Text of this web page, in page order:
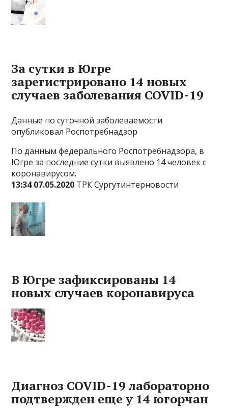
За сутки в Югре
зарегистрировано 14 новых
случаев заболевания COVID-19
Данные по суточной заболеваемости
опубликовал Роспотребнадзор
По данным федерального Роспотребнадзора, в
Югре за последние сутки выявлено 14 человек с
коронавирусом.
13:34 07.05.2020 ТРК Сургутинтерновости
В Югре зафиксированы 14
новых случаев коронавируса
Диагноз COVID-19 лабораторно
подтвержден еще у 14 югорчан